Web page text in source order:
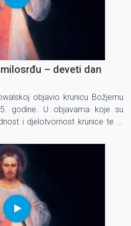
– deveti dan
objavio krunicu Božjemu
godine. U objavama koje su
i djelotvor­nost krunice te je